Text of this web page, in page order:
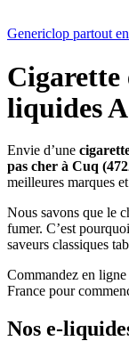
Genericlop partout
Cigarette
liquides
Envie d’une
pas cher à Cuq
meilleures marques
Nous savons que le
fumer. C’est
saveurs classiques
Commandez en
France pour
Nos e-